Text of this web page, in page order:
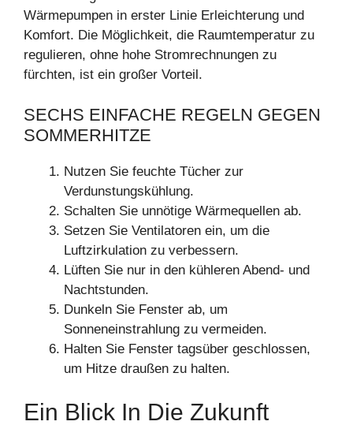
Wärmepumpen in erster Linie Erleichterung und
Komfort. Die Möglichkeit, die Raumtemperatur zu
regulieren, ohne hohe Stromrechnungen zu
fürchten, ist ein großer Vorteil.
SECHS EINFACHE REGELN GEGEN
SOMMERHITZE
Nutzen Sie feuchte Tücher zur
Verdunstungskühlung.
Schalten Sie unnötige Wärmequellen ab.
Setzen Sie Ventilatoren ein, um die
Luftzirkulation zu verbessern.
Lüften Sie nur in den kühleren Abend- und
Nachtstunden.
Dunkeln Sie Fenster ab, um
Sonneneinstrahlung zu vermeiden.
Halten Sie Fenster tagsüber geschlossen,
um Hitze draußen zu halten.
Ein Blick In Die Zukunft